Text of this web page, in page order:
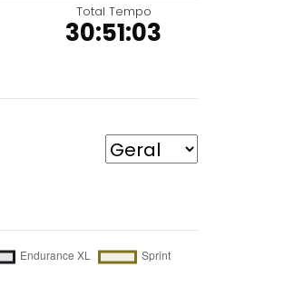
Total Tempo
30:51:03